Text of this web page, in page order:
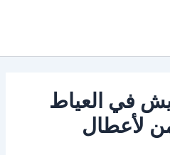
في العياط
لأعطال